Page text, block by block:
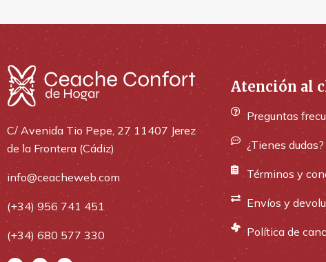
C/ Avenida Tio Pepe, 27 11407 Jerez
de la Frontera (Cádiz)
info@ceacheweb.com
(+34) 956 741 451
(+34) 680 577 330
Atención al
Preguntas
¿Tienes
Términos y
Envíos y
Política de